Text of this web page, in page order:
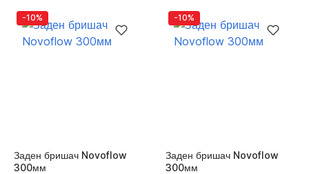
-10%
Заден бришач Novoflow
300мм
-10%
Заден бришач Novoflow
300мм